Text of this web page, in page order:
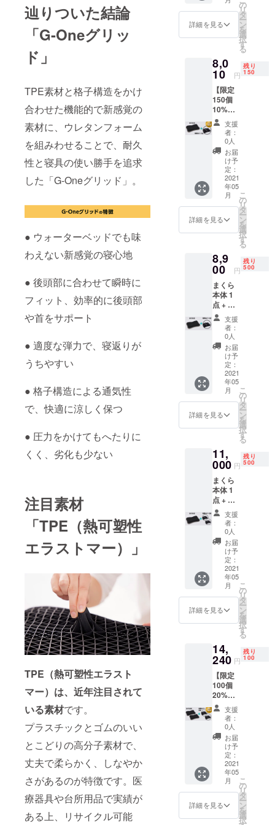
辿りついた結論
「G-Oneグリッ
ド」
TPE素材と格子構造をかけ
合わせた機能的で新感覚の
素材に、ウレタンフォーム
を組みわせることで、耐久
性と寝具の使い勝手を追求
した「G-Oneグリッド」。
● ウォーターベッドでも味
わえない新感覚の寝心地
● 後頭部に合わせて瞬時に
フィット、効率的に後頭部
や首をサポート
● 適度な弾力で、寝返りが
うちやすい
● 格子構造による通気性
で、快適に涼しく保つ
● 圧力をかけてもへたりに
くく、劣化も少ない
注目素材
「TPE（熱可塑性
エラストマー）」
TPE（熱可塑性エラスト
マー）は、近年注目されて
いる素材です。
プラスチックとゴムのいい
とこどりの高分子素材で、
丈夫で柔らかく、しなやか
さがあるのが特徴です。医
療器具や台所用品で実績が
ある上、リサイクル可能
ざいま
す。
8,900円
※一般販
売予定
価格は
資金調
支援状
況に
よって
変更に
なるこ
とがあ
りま
す。 ※
デザイ
ン・仕
様は変
更にな
る可能
性もご
ざいま
す。
詳細を見る
の
リ
タ
ー
ン
を
選
択
す
る
8,0
10 円
残り
150
【限定
150個
10%OF
F】まく
ら本体
1点 + 専
用カ
バー 1
販売予
定価格
8,900円
※一般販
売予定
価格は
資金調
支援状
況に
よって
変更に
なるこ
とがあ
りま
す。 ※
デザイ
ン・仕
様は変
更にな
る可能
性もご
ざいま
す。
支援
者：
0人
お届
け予
定：
2021
年05
月
詳細を見る
こ
の
リ
タ
ー
ン
を
選
択
す
る
8,9
00 円
残り
500
まくら
本体 1
点 + 専
用カ
バー 1
販売予
定価格
8,900円
※一般販
売予定
価格は
資金調
達及び
支援状
況に
変更に
なるこ
とがあ
りま
す。 ※
デザイ
ン・仕
様は変
更にな
る可能
性もご
ざいま
す。
支援
者：
0人
お届
け予
定：
2021
年05
月
詳細を見る
こ
の
リ
タ
ー
ン
を
選
択
す
る
11,
000 円
残り
500
まくら
本体 1
点 + 専
用カ
バー 2
販売予
定価格
11,000
般販売
予定価
格は資
金調達
及び支
援状況
て変更
になる
ことが
ありま
す。 ※
デザイ
ン・仕
様は変
更にな
る可能
性もご
ざいま
す。
支援
者：
0人
お届
け予
定：
2021
年05
月
詳細を見る
こ
の
リ
タ
ー
ン
を
選
択
す
る
14,
240 円
残り
100
【限定
100個
20%OF
F】まく
ら本体
2点 + 専
用カ
バー 2
販売予
定価格
17,800
円 ※一
般販売
予定価
格は資
支援
者：
0人
お届
け予
定：
2021
年05
月
詳細を見る
こ
の
リ
タ
ー
ン
を
選
択